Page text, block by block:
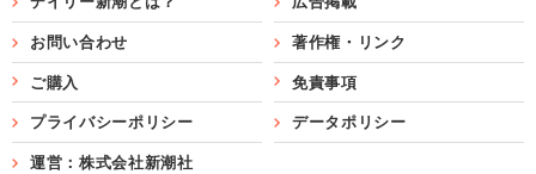
お問い合わせ 著作権・リンク
ご購入 免責事項
プライバシーポリシー データポリシー
運営：株式会社新潮社